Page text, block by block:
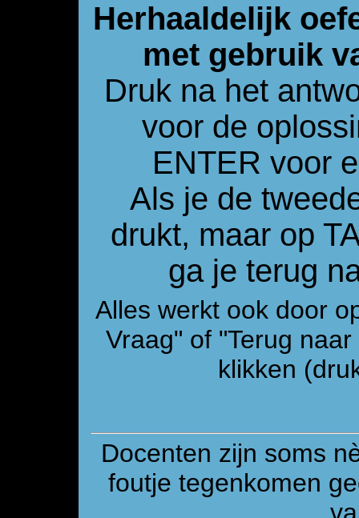
Herhaaldelijk
met gebruik
Druk na het
voor de
ENTER voor
Als je de
drukt, maar op
ga je terug
Alles werkt ook door
Vraag" of "Terug
klikken
Docenten zijn soms
foutje tegenkomen